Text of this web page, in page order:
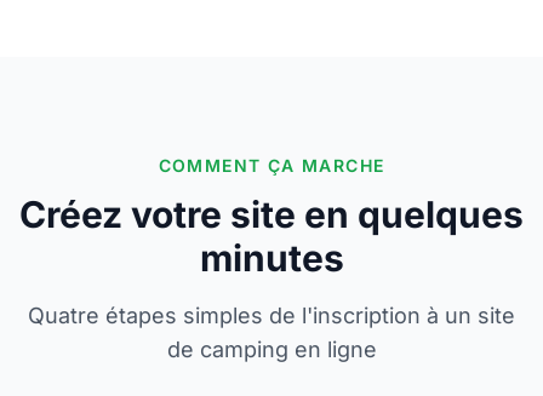
COMMENT ÇA MARCHE
Créez votre site en quelques
minutes
Quatre étapes simples de l'inscription à un site
de camping en ligne